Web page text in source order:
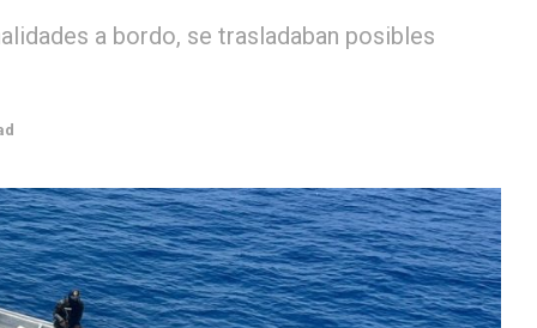
a bordo, se trasladaban posibles